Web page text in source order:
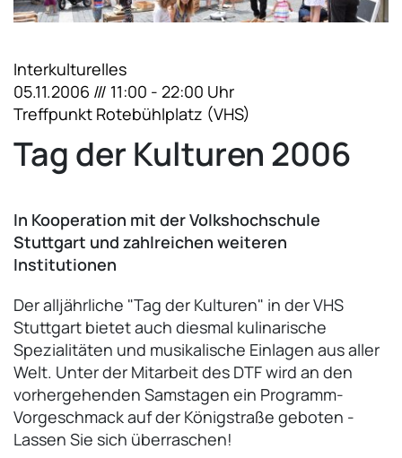
Interkulturelles
05.11.2006 /// 11:00 - 22:00 Uhr
Treffpunkt Rotebühlplatz (VHS)
Tag der Kulturen 2006
In Kooperation mit der Volkshochschule
Stuttgart und zahlreichen weiteren
Institutionen
Der alljährliche "Tag der Kulturen" in der VHS
Stuttgart bietet auch diesmal kulinarische
Spezialitäten und musikalische Einlagen aus aller
Welt. Unter der Mitarbeit des DTF wird an den
vorhergehenden Samstagen ein Programm-
Vorgeschmack auf der Königstraße geboten -
Lassen Sie sich überraschen!